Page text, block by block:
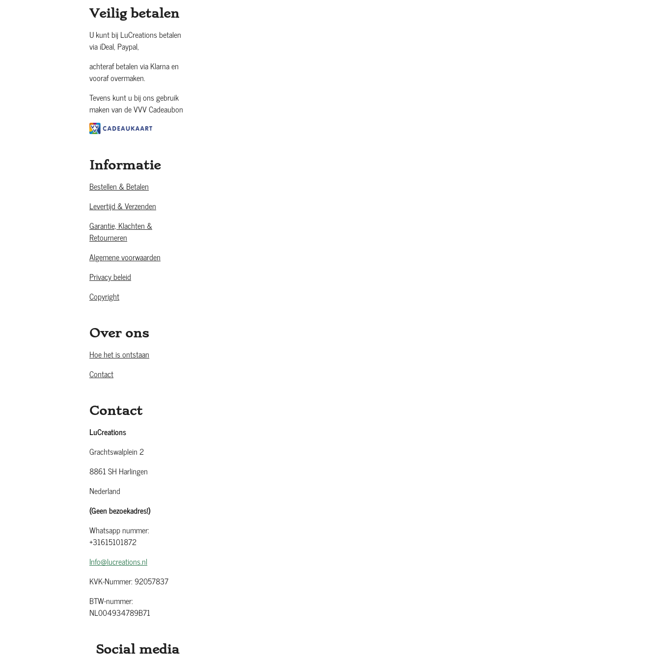
Veilig betalen
U kunt bij LuCreations betalen
via iDeal, Paypal,
achteraf betalen via Klarna en
vooraf overmaken.
Tevens kunt u bij ons gebruik
maken van de VVV Cadeaubon
Informatie
Bestellen & Betalen
Levertijd & Verzenden
Garantie, Klachten &
Retourneren
Algemene voorwaarden
Privacy beleid
Copyright
Over ons
Hoe het is ontstaan
Contact
Contact
LuCreations
Grachtswalplein 2
8861 SH Harlingen
Nederland
(Geen bezoekadres!)
Whatsapp nummer:
+31615101872
Info@lucreations.nl
KVK-Nummer: 92057837
BTW-nummer:
NL004934789B71
Social media